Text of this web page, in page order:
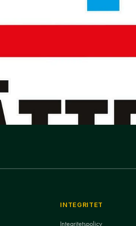
INTEGRITET
Integritetspolicy